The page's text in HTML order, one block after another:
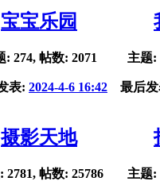
宝宝乐园
: 274, 帖数: 2071
表: 2024-4-6 16:42
主题:
最后
摄影天地
2781, 帖数: 25786 主题: